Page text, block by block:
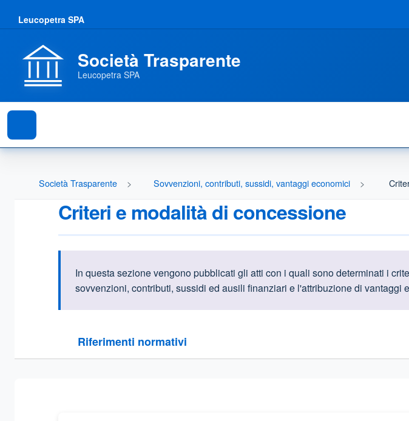
Leucopetra SPA
Società Trasparente
Leucopetra SPA
Società Trasparente Sovvenzioni, contributi, sussidi, vantaggi economici
Criteri e modalità di concessione
Informazioni introduttive
In questa sezione vengono pubblicati gli atti con i quali sono determinati i
sovvenzioni, contributi, sussidi ed ausili finanziari e l'attribuzione di
Riferimenti normativi
Sezione compressa